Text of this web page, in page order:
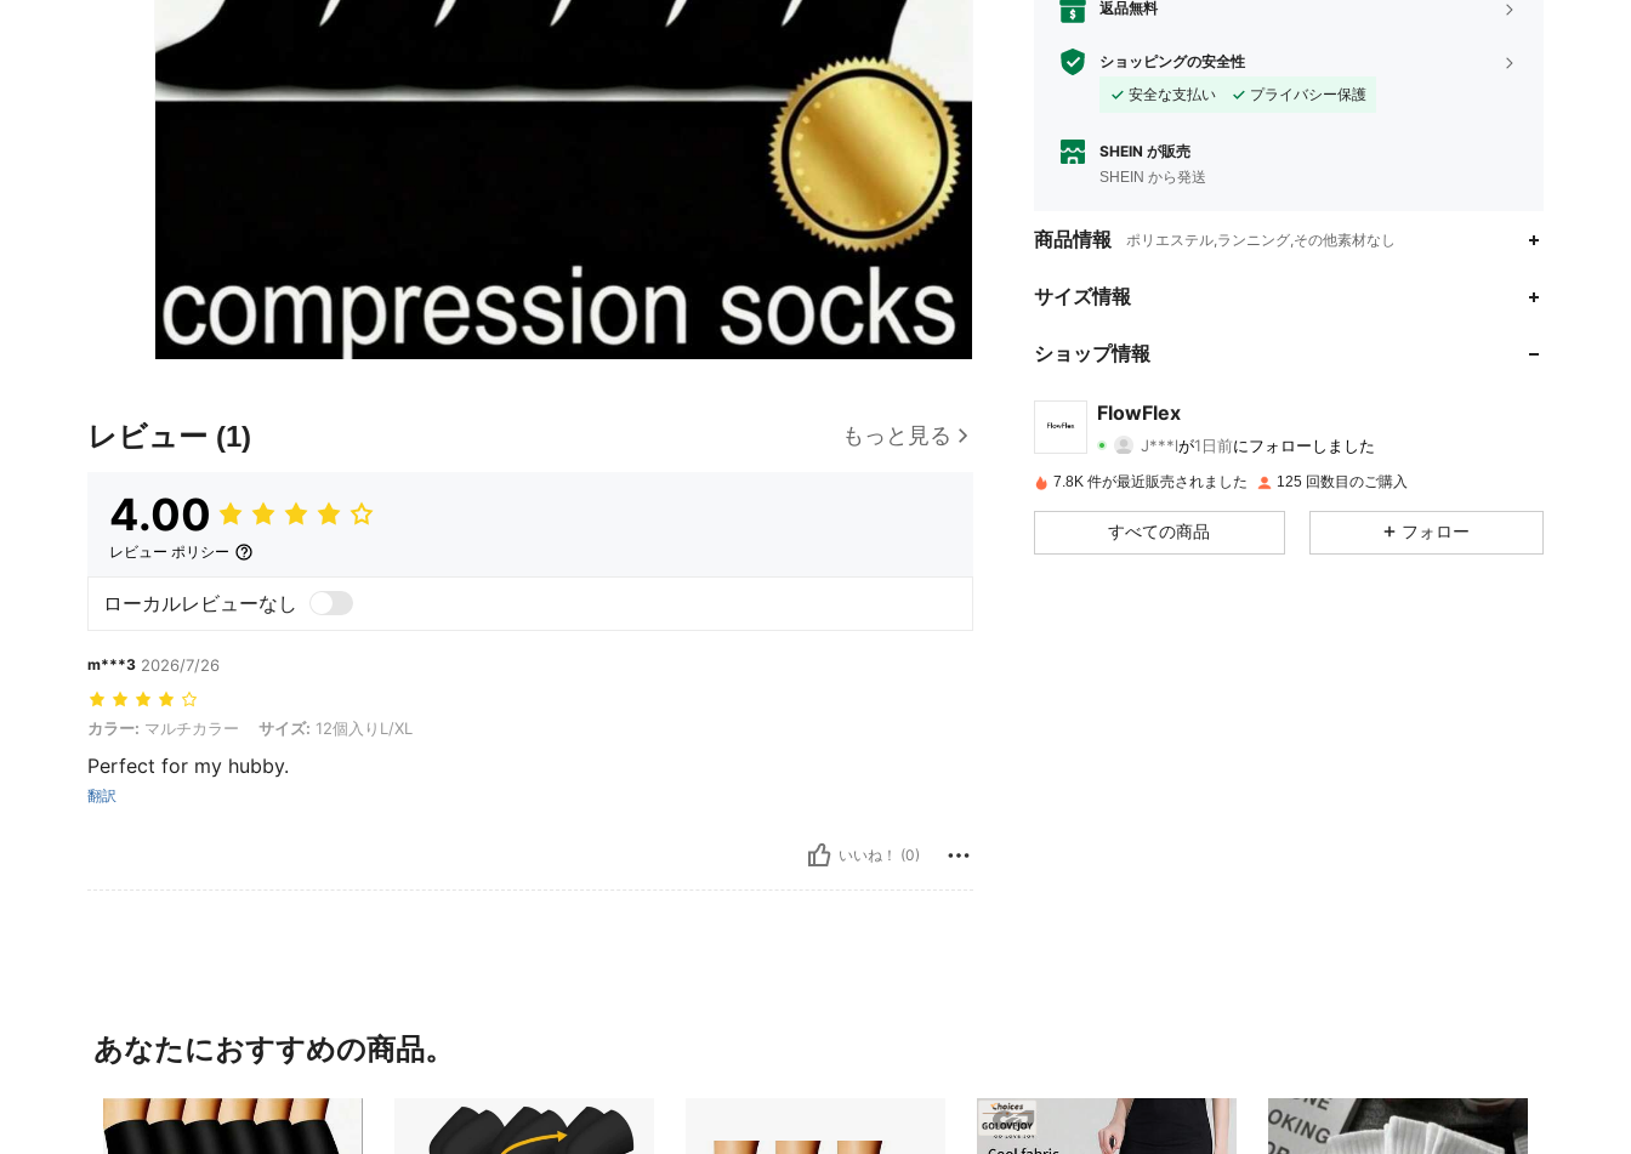
レビュー (1) もっと見る
4.00
レビュー ポリシー
ローカルレビューなし
m***3 2026/7/26
カラー: マルチカラー, サイズ: 12個入りL/XL
カラー: マルチカラー サイズ: 12個入りL/XL
Perfect for my hubby.
翻訳
いいね！ (0)
返品無料
ショッピングの安全性
安全な支払い
プライバシー保護
SHEIN が販売
SHEIN から発送
商品情報 ポリエステル,ランニング,その他素材なし
サイズ情報
ショップ情報
FlowFlex
J***lが
4.69 評価 22商品 58フォロワー
4.69 22 58
7.8K 件が最近販売されました 125 回数目のご購入
すべての商品 フォロー
あなたにおすすめの商品。